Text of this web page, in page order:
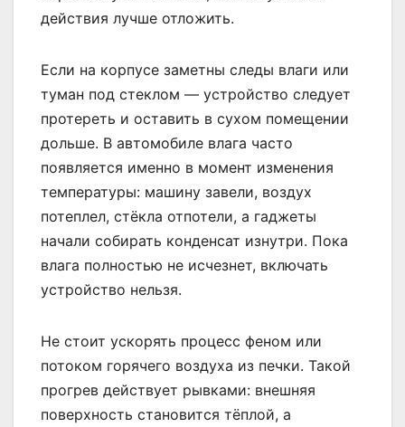
действия лучше отложить.
Если на корпусе заметны следы влаги или
туман под стеклом — устройство следует
протереть и оставить в сухом помещении
дольше. В автомобиле влага часто
появляется именно в момент изменения
температуры: машину завели, воздух
потеплел, стёкла отпотели, а гаджеты
начали собирать конденсат изнутри. Пока
влага полностью не исчезнет, включать
устройство нельзя.
Не стоит ускорять процесс феном или
потоком горячего воздуха из печки. Такой
прогрев действует рывками: внешняя
поверхность становится тёплой, а